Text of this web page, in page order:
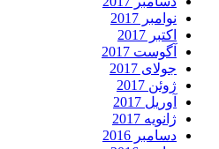
نوامبر 2017
اکتبر 2017
آگوست 2017
جولای 2017
ژوئن 2017
آوریل 2017
ژانویه 2017
دسامبر 2016